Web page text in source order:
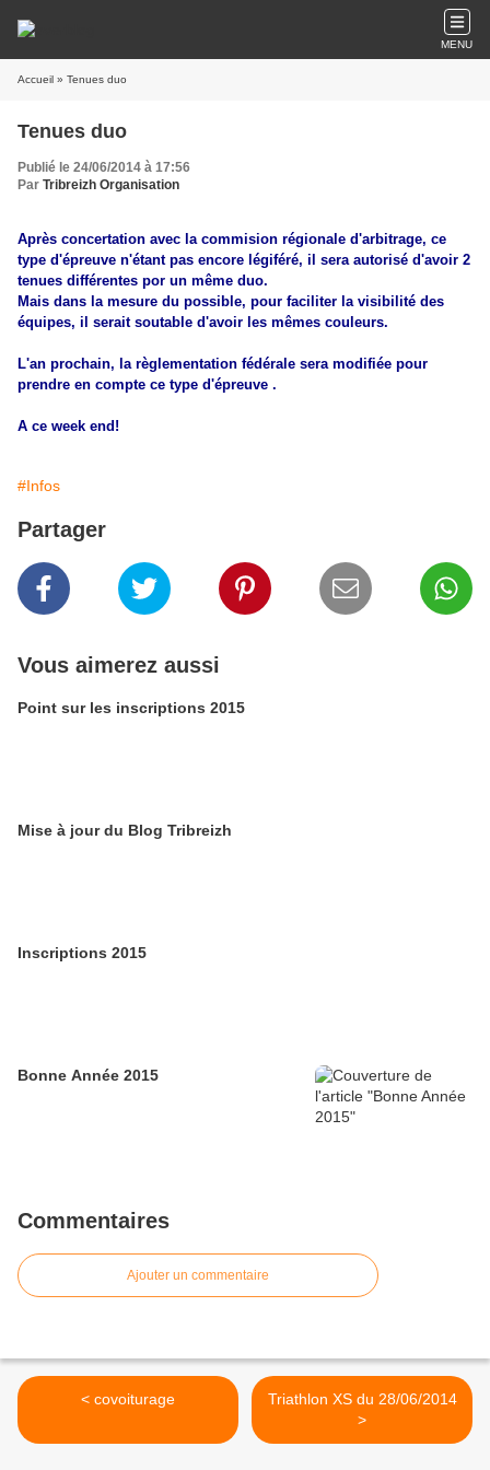
MENU
Accueil » Tenues duo
Tenues duo
Publié le 24/06/2014 à 17:56
Par Tribreizh Organisation
Après concertation avec la commision régionale d'arbitrage, ce
type d'épreuve n'étant pas encore légiféré, il sera autorisé d'avoir 2
tenues différentes por un même duo.
Mais dans la mesure du possible, pour faciliter la visibilité des
équipes, il serait soutable d'avoir les mêmes couleurs.
L'an prochain, la règlementation fédérale sera modifiée pour
prendre en compte ce type d'épreuve .
A ce week end!
#Infos
Partager
Vous aimerez aussi
Point sur les inscriptions 2015
Mise à jour du Blog Tribreizh
Inscriptions 2015
Bonne Année 2015
Commentaires
Ajouter un commentaire
< covoiturage
Triathlon XS du 28/06/2014
>